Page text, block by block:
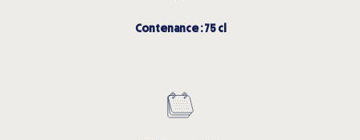
Contenance : 75 cl